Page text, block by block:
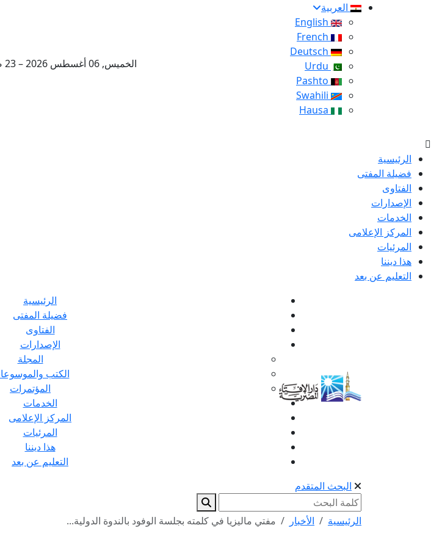
العربية
الخميس, 06 أغسطس 2026 – 23 صفر 1448 هـ
الرئيسية
فضيلة المفتى
الفتاوى
الإصدارات
الخدمات
المركز الإعلامى
المرئيات
هذا ديننا
التعليم عن بعد
الرئيسية
فضيلة المفتى
الفتاوى
الإصدارات
المجلة
الكتب
المؤتمرات
الخدمات
المركز الإعلامى
المرئيات
هذا ديننا
التعليم عن بعد
البحث المتقدم
الرئيسية الأخبار
مفتي ماليزيا في كلمته بجلسة الوفود بالندوة الدولية...